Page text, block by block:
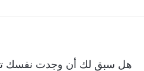
هل سبق لك أن وجدت نفسك